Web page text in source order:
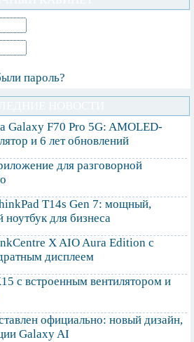
пароль?
Galaxy F70 Pro 5G: AMOLED-
и 6 лет обновлений
для разговорной
T14s Gen 7: мощный,
для бизнеса
X AIO Aura Edition с
дисплеем
с встроенным вентилятором и
официально: новый дизайн,
Galaxy AI